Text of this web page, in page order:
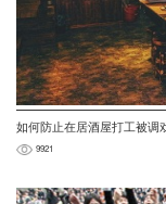
如何防止在居酒屋打工被调
9921